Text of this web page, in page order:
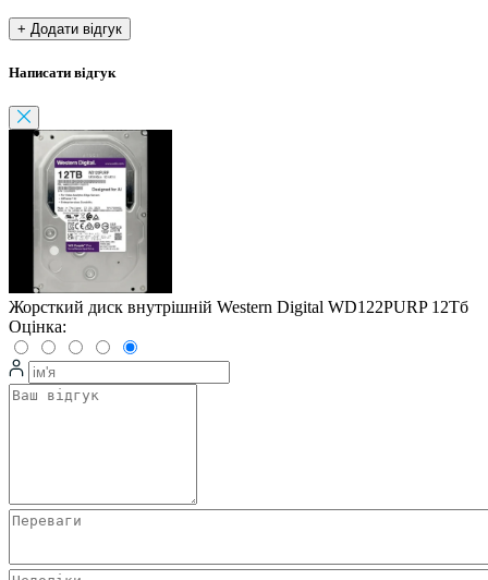
+ Додати відгук
Написати відгук
Жорсткий диск внутрішній Western Digital WD122PURP 12Тб
Оцінка: